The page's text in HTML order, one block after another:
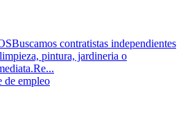
contratistas independientes
pintura, jardineria o
de empleo